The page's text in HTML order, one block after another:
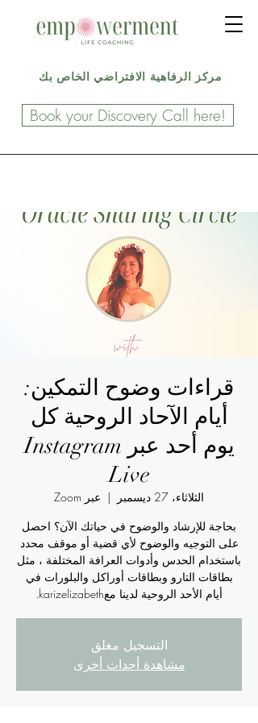
مركز الرفاهية الافتراضي الخاص بك
Book your Discovery Call here!
قراءات وضوح التمكين:
أيام الآحاد الروحية كل
يوم أحد عبر Instagram
Live
الثلاثاء، 27 ديسمبر
  |
عبر Zoom
بحاجة للإرشاد والوضوح في حياتك الآن؟ احصل
على التوجيه والوضوح لأي قضية أو موقف محدد
باستخدام الحدس وأدوات العرافة المختلفة ، مثل
بطاقات التارو وبطاقات أوراكل والبلورات في
أيام الأحد الروحية لدينا معkarizelizabeth.
التسجيل مغلق
مشاهدة أحداث أخرى